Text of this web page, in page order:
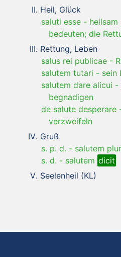
Heil, Glück
saluti esse - heilsam
bedeuten; die
Rettung, Leben
salus rei publicae -
salutem tutari - sein
salutem dare alicui -
begnadigen
de salute desperare
verzweifeln
Gruß
s. p. d. - salutem
s. d. - salutem dicit
Seelenheil (KL)